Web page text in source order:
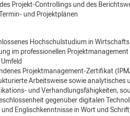
Projekt-Controllings und des
und Projektplänen
Hochschulstudium in
im professionellen
Projektmanagement-Zertifikat
Arbeitsweise sowie analytisches
und Verhandlungsfähigkeiten,
gegenüber digitalen
Englischkenntnisse in Wort und